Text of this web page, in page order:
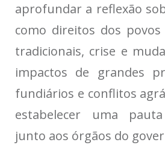
aprofundar a reflexão
como direitos dos povos
tradicionais, crise e
impactos de grandes
fundiários e conflitos
estabelecer uma
junto aos órgãos do